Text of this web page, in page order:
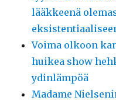
lääkkeenä
Voima olkoon
huikea show
ydinlämpöä
Madame